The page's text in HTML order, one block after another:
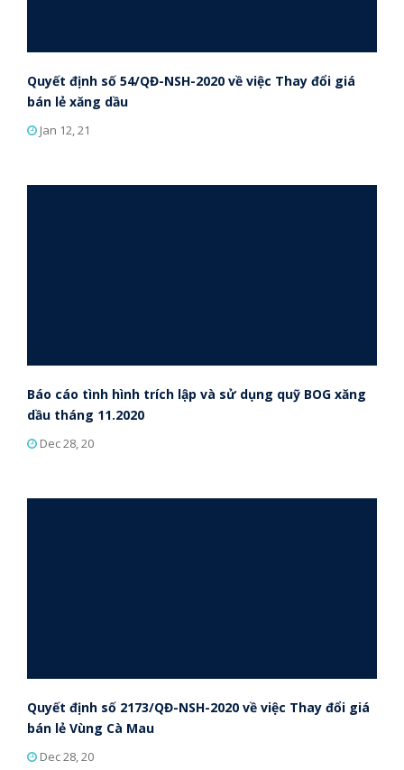
Quyết định số 54/QĐ-NSH-2020 về việc Thay đổi giá
bán lẻ xăng dầu
Jan 12, 21
Báo cáo tình hình trích lập và sử dụng quỹ BOG xăng
dầu tháng 11.2020
Dec 28, 20
Quyết định số 2173/QĐ-NSH-2020 về việc Thay đổi giá
bán lẻ Vùng Cà Mau
Dec 28, 20